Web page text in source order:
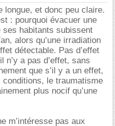
longue, et donc peu claire.
: pourquoi évacuer une
habitants subissent
alors qu’une irradiation
détectable. Pas d’effet
n’y a pas d’effet, sans
que s’il y a un effet,
le traumatisme
plus nocif qu’une
m’intéresse pas aux